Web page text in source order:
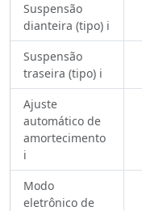
Suspensão
dianteira (tipo) ℹ️
Suspensão
traseira (tipo) ℹ️
Ajuste
automático de
amortecimento
ℹ️
Modo
eletrônico de